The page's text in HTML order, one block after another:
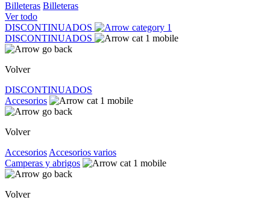
Billeteras Billeteras
Ver todo
DISCONTINUADOS
DISCONTINUADOS
Volver
DISCONTINUADOS
Accesorios
Volver
Accesorios Accesorios varios
Camperas y abrigos
Volver